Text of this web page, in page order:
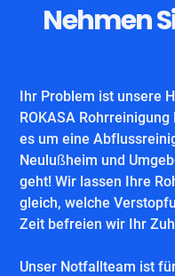
Nehmen
Ihr Problem ist unsere
ROKASA
es um eine
Neulußheim und
geht! Wir lassen Ihre
gleich, welche
Zeit befreien wir Ihr
Unser Notfallteam ist